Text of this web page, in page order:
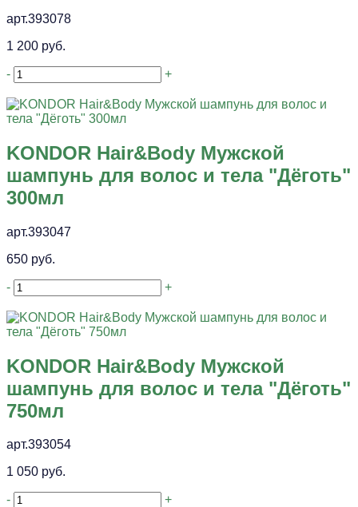
арт.393078
1 200 руб.
- +
KONDOR Hair&Body Мужской
шампунь для волос и тела "Дёготь"
300мл
арт.393047
650 руб.
- +
KONDOR Hair&Body Мужской
шампунь для волос и тела "Дёготь"
750мл
арт.393054
1 050 руб.
- +